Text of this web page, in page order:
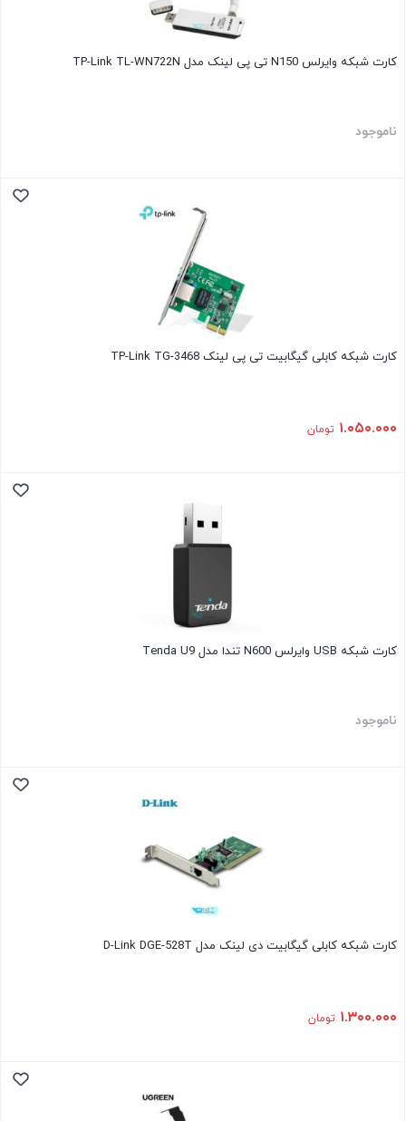
کارت شبکه وایرلس N150 تی پی لینک مدل TP-Link TL-WN722N
ناموجود
کارت شبکه کابلی گیگابیت تی پی لینک TP-Link TG-3468
۱.۰۵۰.۰۰۰ تومان
کارت شبکه USB وایرلس N600 تندا مدل Tenda U9
ناموجود
کارت شبکه کابلی گیگابیت دی لینک مدل D-Link DGE-528T
۱.۳۰۰.۰۰۰ تومان